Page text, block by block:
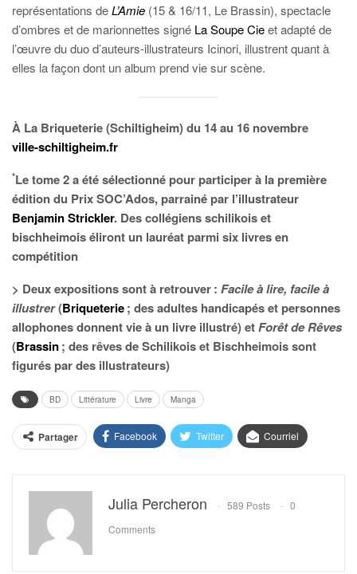
représentations deL’Amie (15 & 16/11, Le Brassin), spectacle
d’ombres et de marionnettes signé La Soupe Cieet adapté de
l’œuvre du duo d’auteurs-illustrateurs Icinori, illustrent quant à
elles la façon dont un album prend vie sur scène.
À La Briqueterie (Schiltigheim) du 14 au 16 novembre
ville-schiltigheim.fr
*Le tome 2 a été sélectionné pour participer à la première
édition du Prix SOC’Ados, parrainé par l’illustrateur
Benjamin Strickler. Des collégiens schilikois et
bischheimois éliront un lauréat parmi six livres en
compétition
> Deux expositions sont à retrouver : Facile à lire, facile à
illustrer(Briqueterie; des adultes handicapés et personnes
allophones donnent vie à un livre illustré) etForêt de Rêves
(Brassin; des rêves de Schilikois et Bischheimois sont
figurés par des illustrateurs)
BD Littérature Livre Manga
Partager Facebook Twitter Courriel
Julia Percheron 589 Posts
0
Comments